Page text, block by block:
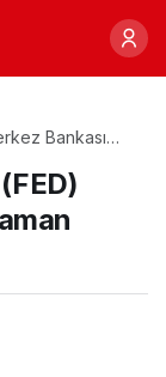
Bankası
Paylaş